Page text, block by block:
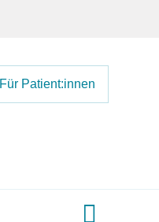
Für Patient:innen